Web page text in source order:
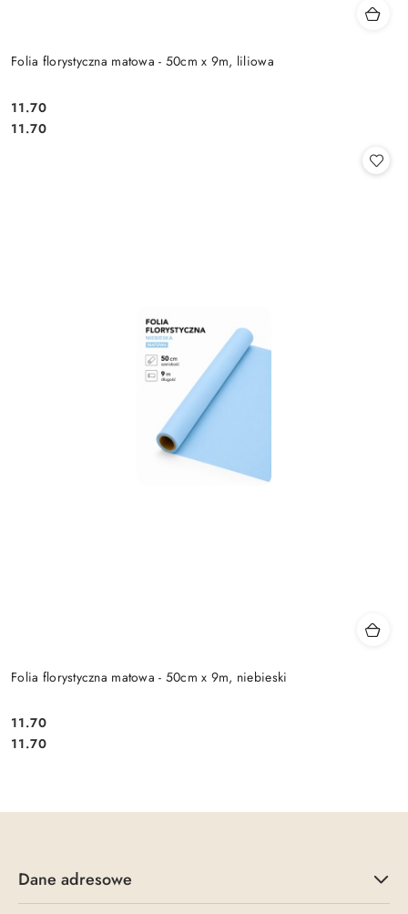
Folia florystyczna matowa - 50cm x 9m, liliowa
Cena:
11.70
Cena:
11.70
Folia florystyczna matowa - 50cm x 9m, niebieski
Cena:
11.70
Cena:
11.70
Dane adresowe